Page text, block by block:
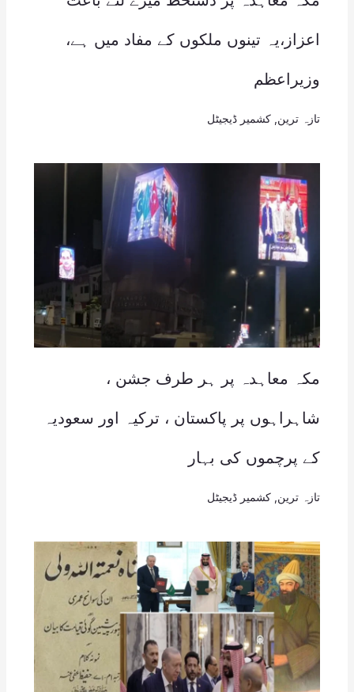
اعزاز،یہ تینوں ملکوں کے مفاد میں ہے،
وزیراعظم
تازہ ترین کشمیر ڈیجیٹل
مکہ معاہدہ پر ہر طرف جشن ،
شاہراہوں پر پاکستان ، ترکیہ اور سعودیہ
کے پرچموں کی بہار
تازہ ترین کشمیر ڈیجیٹل